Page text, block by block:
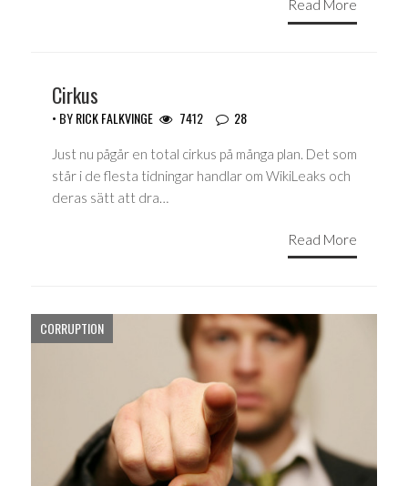
Read More
Cirkus
• BYRICK FALKVINGE 7412 28
Just nu pågår en total cirkus på många plan. Det som
står i de flesta tidningar handlar om WikiLeaks och
deras sätt att dra…
Read More
CORRUPTION